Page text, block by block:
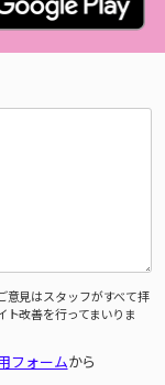
意見はスタッフがすべて拝
改善を行ってまいりま
フォームから